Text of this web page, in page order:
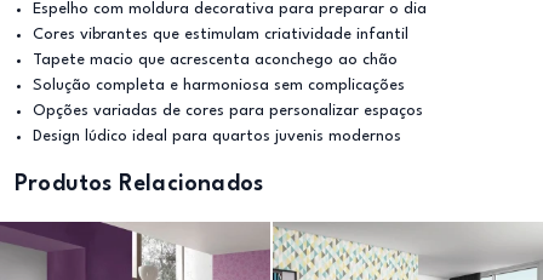
Espelho com moldura decorativa para preparar o dia
Cores vibrantes que estimulam criatividade infantil
Tapete macio que acrescenta aconchego ao chão
Solução completa e harmoniosa sem complicações
Opções variadas de cores para personalizar espaços
Design lúdico ideal para quartos juvenis modernos
Produtos Relacionados